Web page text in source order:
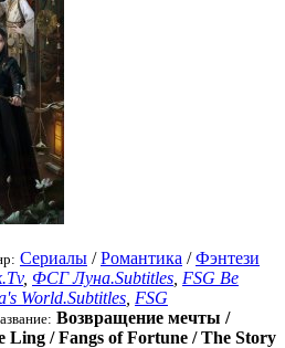
Сериалы /Романтика /Фэнтези
, ФСГ Луна.Subtitles FSG Be
World.Subtitles FSG
Возвращение мечты /
/ Fangs of Fortune / The Story